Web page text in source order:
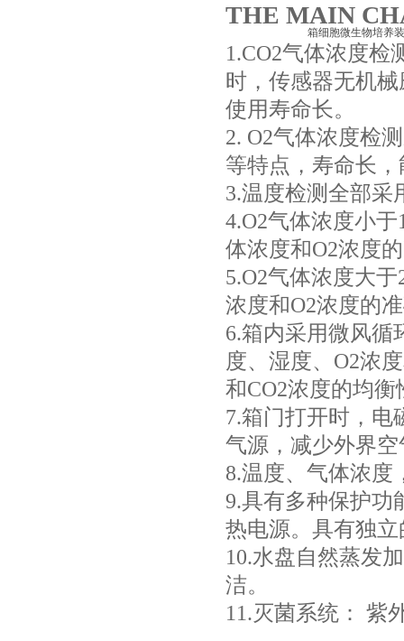
THE MAIN
1.CO2气体浓度检
时，传感器无机
使用寿命长。
2. O2气体浓度检
等特点，寿命长
3.温度检测全部采
4.O2气体浓度小
体浓度和O2浓
5.O2气体浓度大
浓度和O2浓度的
6.箱内采用微风循
度、湿度、O2浓
和CO2浓度的
7.箱门打开时，电
气源，减少外界
8.温度、气体浓
9.具有多种保护功
热电源。具有独
10.水盘自然蒸发
洁。
11.灭菌系统： 紫